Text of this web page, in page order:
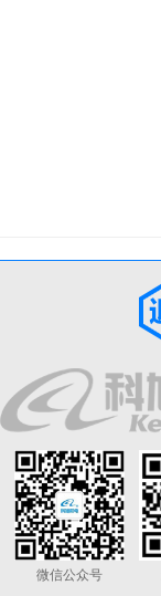
微信公众号